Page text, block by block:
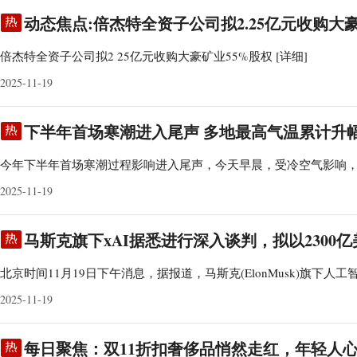
动态焦点:倍杰特全资子公司拟2.25亿元收购大
倍杰特全资子公司拟2 25亿元收购大豪矿业55%股权 [详细]
2025-11-19
下半年首场寒潮进入尾声 多地最高气温累计
今年下半年首场寒潮过程影响进入尾声，今天早晨，受冷空气影响
2025-11-19
马斯克旗下xAI据悉进行深入谈判，拟以2300
北京时间11月19日下午消息，据报道，马斯克(ElonMusk)旗下人工
2025-11-19
每日聚焦：双11折扣奢侈品悄然走红，年轻人